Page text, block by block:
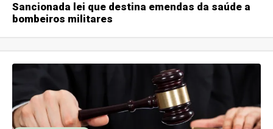
Sancionada lei que destina emendas da saúde a
bombeiros militares